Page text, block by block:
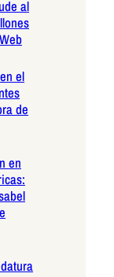
al
el
de
en